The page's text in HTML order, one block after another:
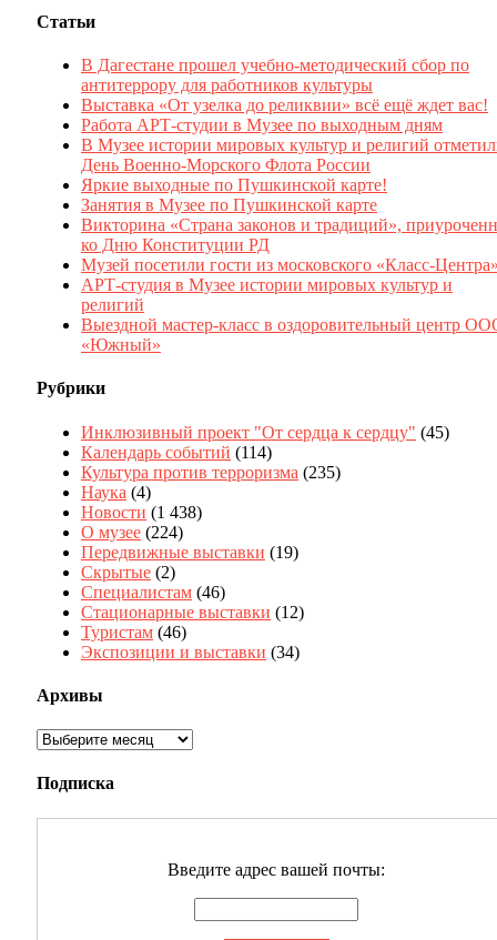
Статьи
В Дагестане прошел учебно-методический сбор по
антитеррору для работников культуры
Выставка «От узелка до реликвии» всё ещё ждет вас!
Работа АРТ-студии в Музее по выходным дням
В Музее истории мировых культур и религий
День Военно-Морского Флота России
Яркие выходные по Пушкинской карте!
Занятия в Музее по Пушкинской карте
Викторина «Страна законов и традиций»,
ко Дню Конституции РД
Музей посетили гости из московского «Класс-
АРТ-студия в Музее истории мировых культур и
религий
Выездной мастер-класс в оздоровительный центр
«Южный»
Рубрики
Инклюзивный проект "От сердца к сердцу" (45)
Календарь событий (114)
Культура против терроризма (235)
Наука (4)
Новости (1 438)
О музее (224)
Передвижные выставки (19)
Скрытые (2)
Специалистам (46)
Стационарные выставки (12)
Туристам (46)
Экспозиции и выставки (34)
Архивы
Архивы
Подписка
Введите адрес вашей почты: